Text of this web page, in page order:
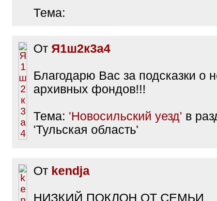
Тема:
От Я1ш2к3а4
Благодарю Вас за подсказки о
архивных фондов!!!
Тема: 'Новосильский уезд' в
'Тульская область'
От kendja
НИЗКИЙ ПОКЛОН ОТ СЕМЬИ